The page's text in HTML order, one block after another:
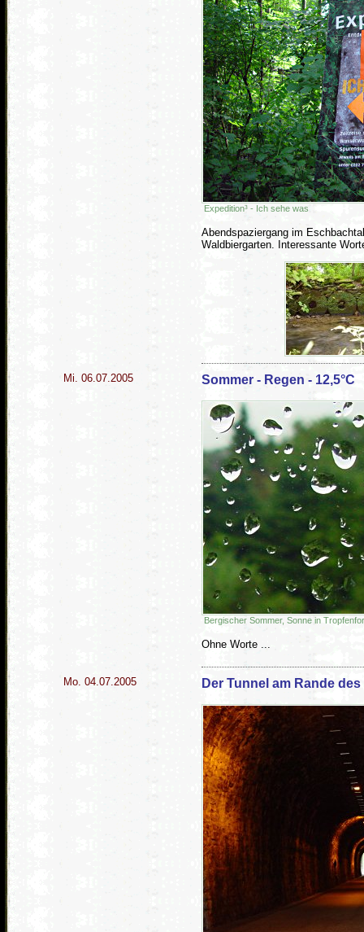
Expedition³ - Ich sehe was
Abendspaziergang im
Waldbiergarten. Interessante
Mi. 06.07.2005 Sommer - Regen - 12,5°C
Bergischer Sommer, Sonne in
Ohne Worte ...
Mo. 04.07.2005 Der Tunnel am Rande